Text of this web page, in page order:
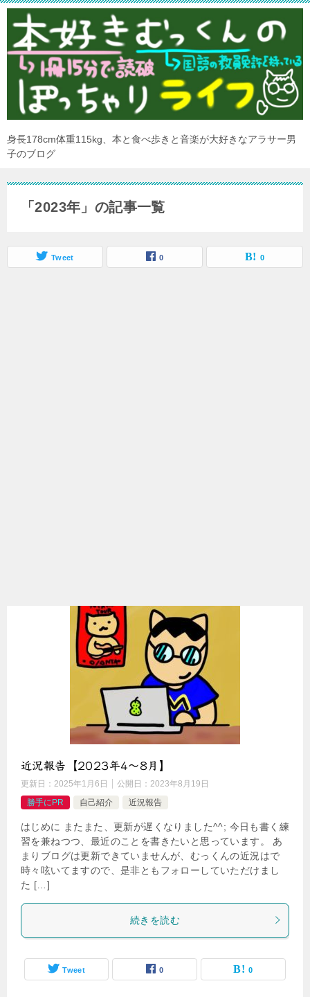
身長178cm体重115kg、本と食べ歩きと音楽が大好きなアラサー男
子のブログ
「2023年」の記事一覧
Tweet 0 0
近況報告【2023年4〜8月】
更新日： 2025年1月6日 公開日： 2023年8月19日
勝手にPR
自己紹介 近況報告
はじめに またまた、更新が遅くなりました^^; 今日も書く練
習を兼ねつつ、最近のことを書きたいと思っています。 あ
まりブログは更新できていませんが、むっくんの近況はで
時々呟いてますので、是非ともフォローしていただけまし
た […]
続きを読む
Tweet 0 0